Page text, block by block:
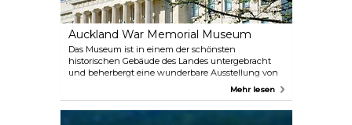
Auckland War Memorial Museum
Das Museum ist in einem der schönsten
historischen Gebäude des Landes untergebracht
und beherbergt eine wunderbare Ausstellung von
mehr als 2000 unbezahlbaren Schätzen und
Kultur und Geschichte zeigen. Außerdem gibt es
Mehr lesen